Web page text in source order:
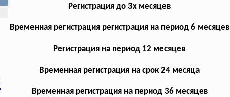
Регистрация до 3х месяцев
Временная регистрация регистрация на период 6 месяцев
Регистрация на период 12 месяцев
Временная регистрация на срок 24 месяца
Временная регистрация на период 36 месяцев